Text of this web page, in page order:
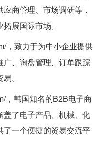
商管理、市场调研等，
展国际市场。
，致力于为中小企业提供
广、询盘管理、订单跟踪
。
，韩国知名的B2B电子商
盖了电子产品、机械、化
了一个便捷的贸易交流平